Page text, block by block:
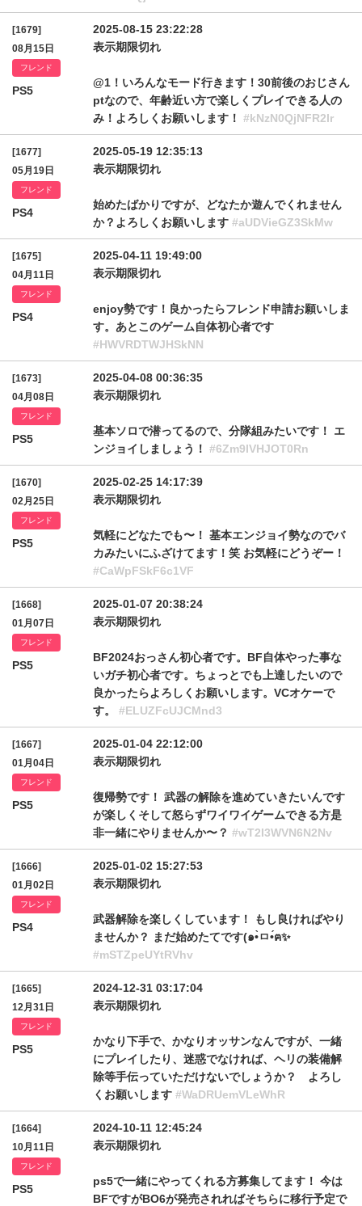
[1679]
08月15日
フレンド
PS5
2025-08-15 23:22:28
表示期限切れ
@1！いろんなモード行きます！30前後のおじさん
ptなので、年齢近い方で楽しくプレイできる人の
み！よろしくお願いします！ #kNzN0QjNFR2lr
[1677]
05月19日
フレンド
PS4
2025-05-19 12:35:13
表示期限切れ
始めたばかりですが、どなたか遊んでくれません
か？よろしくお願いします #aUDVieGZ3SkMw
[1675]
04月11日
フレンド
PS4
2025-04-11 19:49:00
表示期限切れ
enjoy勢です！良かったらフレンド申請お願いしま
す。あとこのゲーム自体初心者です
#HWVRDTWJHSkNN
[1673]
04月08日
フレンド
PS5
2025-04-08 00:36:35
表示期限切れ
基本ソロで潜ってるので、分隊組みたいです！ エ
ンジョイしましょう！ #6Zm9lVHJOT0Rn
[1670]
02月25日
フレンド
PS5
2025-02-25 14:17:39
表示期限切れ
気軽にどなたでも〜！ 基本エンジョイ勢なのでバ
カみたいにふざけてます！笑 お気軽にどうぞー！
#CaWpFSkF6c1VF
[1668]
01月07日
フレンド
PS5
2025-01-07 20:38:24
表示期限切れ
BF2024おっさん初心者です。BF自体やった事な
いガチ初心者です。ちょっとでも上達したいので
良かったらよろしくお願いします。VCオケーで
す。 #ELUZFcUJCMnd3
[1667]
01月04日
フレンド
PS5
2025-01-04 22:12:00
表示期限切れ
復帰勢です！ 武器の解除を進めていきたいんです
が楽しくそして怒らずワイワイゲームできる方是
非一緒にやりませんか〜？ #wT2I3WVN6N2Nv
[1666]
01月02日
フレンド
PS4
2025-01-02 15:27:53
表示期限切れ
武器解除を楽しくしています！ もし良ければやり
ませんか？ まだ始めたてです(๑•̀ㅁ•́ฅ✨
#mSTZpeUYtRVhv
[1665]
12月31日
フレンド
PS5
2024-12-31 03:17:04
表示期限切れ
かなり下手で、かなりオッサンなんですが、一緒
にプレイしたり、迷惑でなければ、ヘリの装備解
除等手伝っていただけないでしょうか？ よろし
くお願いします #WaDRUemVLeWhR
[1664]
10月11日
フレンド
PS5
2024-10-11 12:45:24
表示期限切れ
ps5で一緒にやってくれる方募集してます！ 今は
BFですがBO6が発売されればそちらに移行予定で